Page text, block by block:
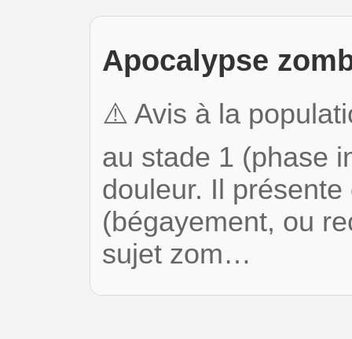
Apocalypse
⚠️ Avis à la
au stade 1 (phase
douleur. Il présente
(bégayement, ou
sujet zom…